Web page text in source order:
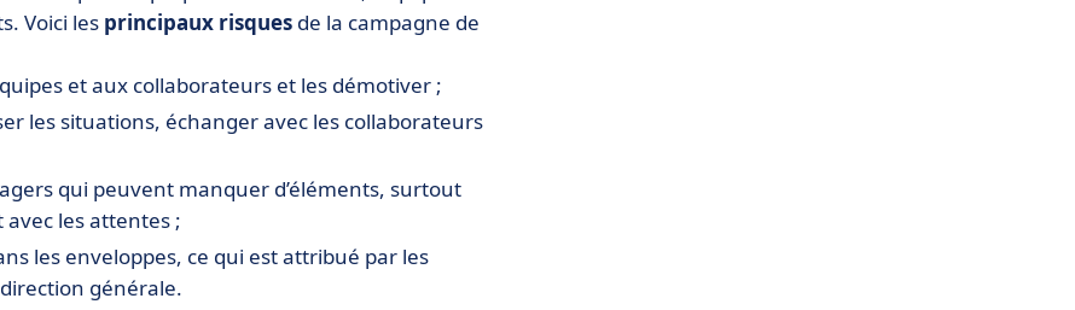
Voici les principaux risques de la campagne de
et aux collaborateurs et les démotiver ;
les situations, échanger avec les collaborateurs
qui peuvent manquer d’éléments, surtout
avec les attentes ;
les enveloppes, ce qui est attribué par les
générale.